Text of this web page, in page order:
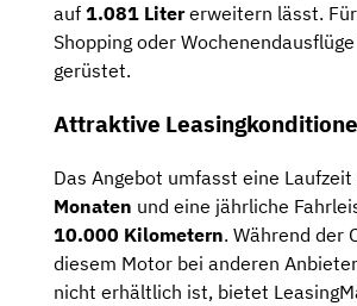
auf 1.081 Litererweitern lässt.
Shopping oder
gerüstet.
Attraktive
Das Angebot umfasst eine Laufzeit
Monaten und eine jährliche
10.000 Kilometern. Während der
diesem Motor bei anderen
nicht erhältlich ist, bietet